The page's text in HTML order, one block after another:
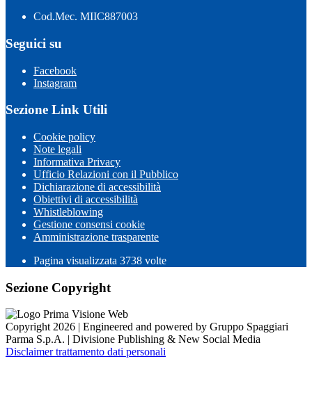
Cod.Mec. MIIC887003
Seguici su
Facebook
Instagram
Sezione Link Utili
Cookie policy
Note legali
Informativa Privacy
Ufficio Relazioni con il Pubblico
Dichiarazione di accessibilità
Obiettivi di accessibilità
Whistleblowing
Gestione consensi cookie
Amministrazione trasparente
Pagina visualizzata 3738 volte
Sezione Copyright
Copyright 2026 | Engineered and powered by Gruppo Spaggiari
Parma S.p.A. | Divisione Publishing & New Social Media
Disclaimer trattamento dati personali